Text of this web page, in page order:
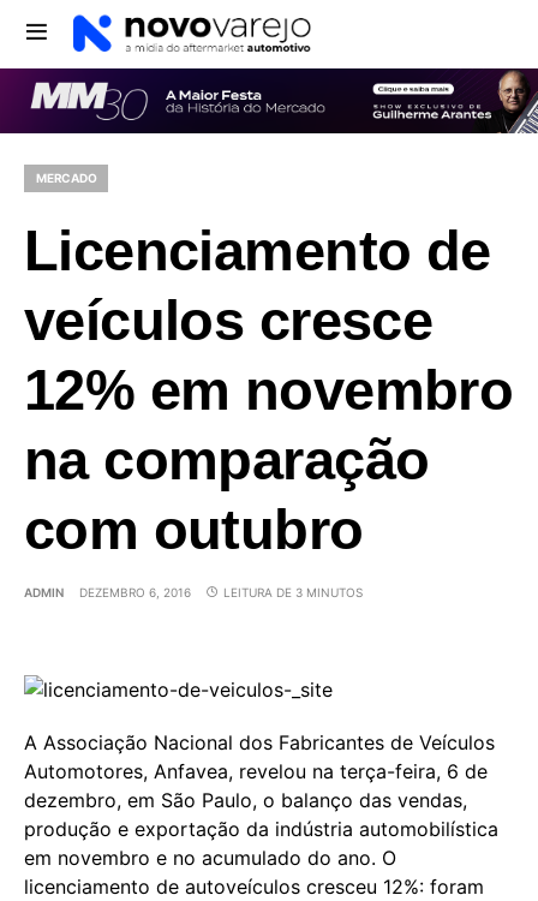
MERCADO
Licenciamento de
veículos cresce
12% em novembro
na comparação
com outubro
ADMIN DEZEMBRO 6, 2016 LEITURA DE 3 MINUTOS
A Associação Nacional dos Fabricantes de Veículos
Automotores, Anfavea, revelou na terça-feira, 6 de
dezembro, em São Paulo, o balanço das vendas,
produção e exportação da indústria automobilística
em novembro e no acumulado do ano. O
licenciamento de autoveículos cresceu 12%: foram